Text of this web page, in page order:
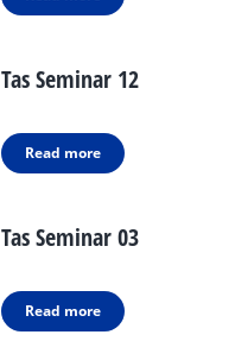
Tas Seminar 12
Read more
Tas Seminar 03
Read more